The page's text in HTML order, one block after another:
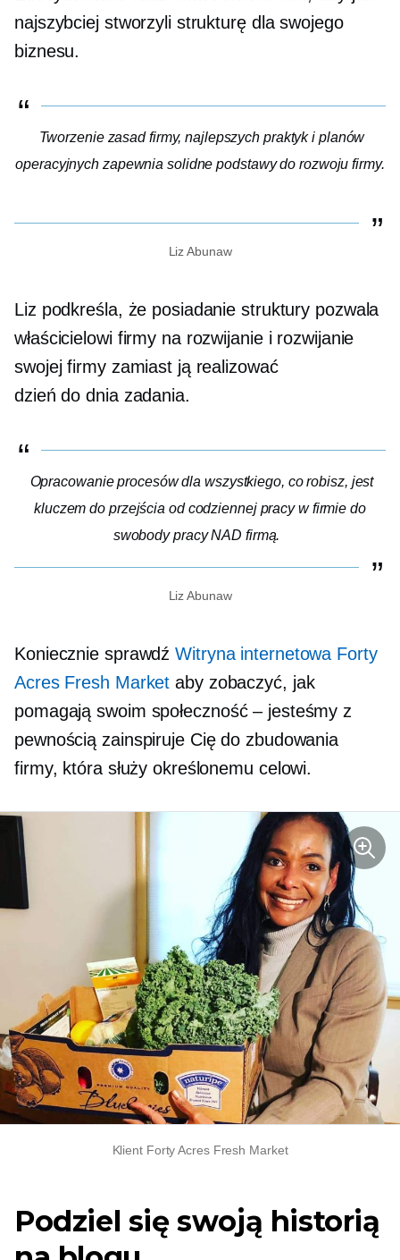
najszybciej stworzyli strukturę dla swojego
biznesu.
Tworzenie zasad firmy, najlepszych praktyk i planów
operacyjnych zapewnia solidne podstawy do rozwoju firmy.
Liz Abunaw
Liz podkreśla, że ​​posiadanie struktury pozwala
właścicielowi firmy na rozwijanie i rozwijanie
swojej firmy zamiast ją realizować
dzień do dniazadania.
Opracowanie procesów dla wszystkiego, co robisz, jest
kluczem do przejścia od codziennej pracy w firmie do
swobody pracy NAD firmą.
Liz Abunaw
Koniecznie sprawdźWitryna internetowa Forty
Acres Fresh Market aby zobaczyć, jak
pomagają swoim społeczność – jesteśmy z
pewnością zainspiruje Cię do zbudowania
firmy, która służy określonemu celowi.
Klient Forty Acres Fresh Market
Podziel się swoją historią